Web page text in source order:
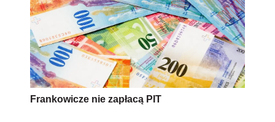
Frankowicze nie zapłacą PIT